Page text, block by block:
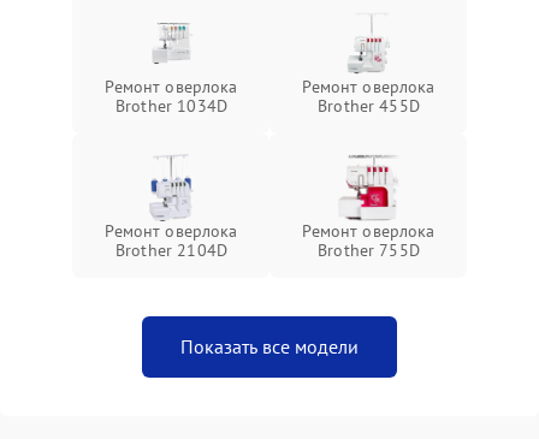
Ремонт оверлока
Brother 1034D
Ремонт оверлока
Brother 455D
Ремонт оверлока
Brother 2104D
Ремонт оверлока
Brother 755D
Показать все модели